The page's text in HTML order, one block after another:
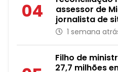
04
assessor de
jornalista de
1 semana
Filho de
27,7 milhões